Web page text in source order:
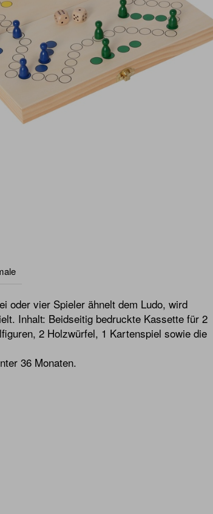
oder vier Spieler ähnelt dem Ludo, wird
Inhalt: Beidseitig bedruckte Kassette für 2
2 Holzwürfel, 1 Kartenspiel sowie die
36 Monaten.